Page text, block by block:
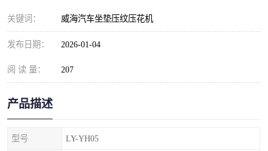
关键词： 威海汽车坐垫压纹压花机
发布日期： 2026-01-04
阅 读 量： 207
产品描述
型号 LY-YH05